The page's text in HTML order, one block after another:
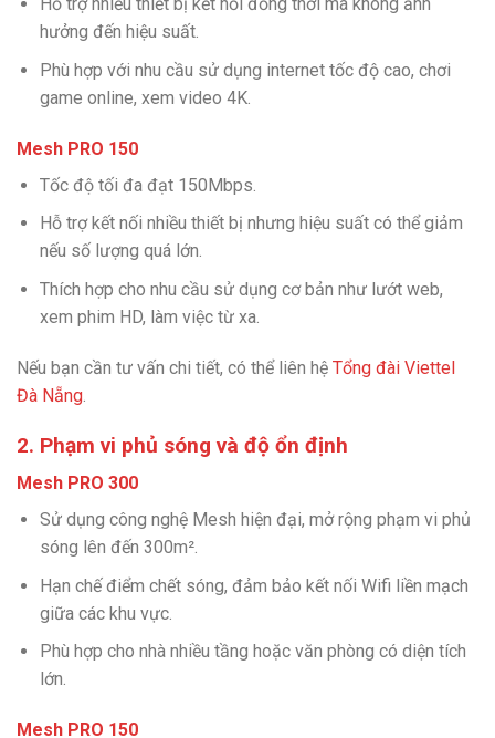
Hỗ trợ nhiều thiết bị kết nối đồng thời mà không ảnh
hưởng đến hiệu suất.
Phù hợp với nhu cầu sử dụng internet tốc độ cao, chơi
game online, xem video 4K.
Mesh PRO 150
Tốc độ tối đa đạt 150Mbps.
Hỗ trợ kết nối nhiều thiết bị nhưng hiệu suất có thể giảm
nếu số lượng quá lớn.
Thích hợp cho nhu cầu sử dụng cơ bản như lướt web,
xem phim HD, làm việc từ xa.
Nếu bạn cần tư vấn chi tiết, có thể liên hệ Tổng đài Viettel
Đà Nẵng
2. Phạm vi phủ sóng và độ ổn định
Mesh PRO 300
Sử dụng công nghệ Mesh hiện đại, mở rộng phạm vi phủ
sóng lên đến 300m².
Hạn chế điểm chết sóng, đảm bảo kết nối Wifi liền mạch
giữa các khu vực.
Phù hợp cho nhà nhiều tầng hoặc văn phòng có diện tích
lớn.
Mesh PRO 150